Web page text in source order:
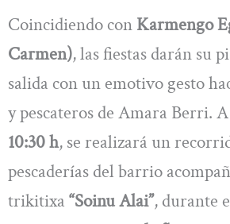
Coincidiendo con Karmengo
Carmen), las fiestas darán su
salida con un emotivo gesto
y pescateros de Amara Berri.
10:30 h, se realizará un
pescaderías del barrio
trikitixa “Soinu Alai”, durante